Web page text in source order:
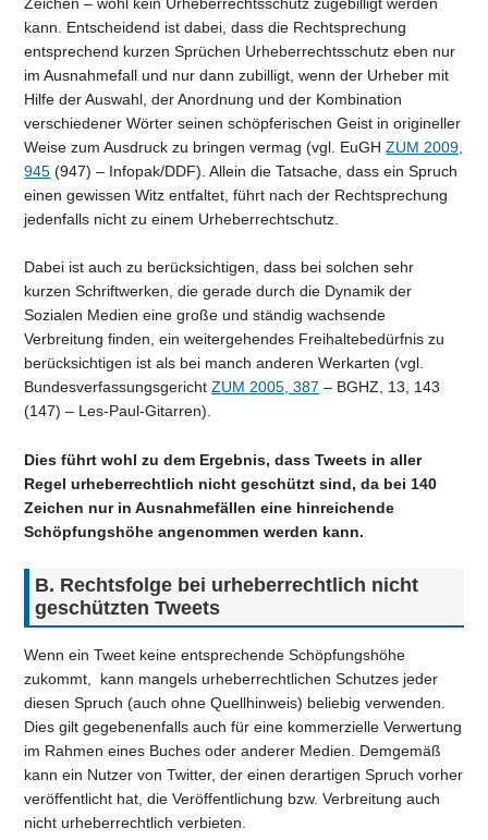
kann. Entscheidend ist dabei, dass die Rechtsprechung
entsprechend kurzen Sprüchen Urheberrechtsschutz eben nur
im Ausnahmefall und nur dann zubilligt, wenn der Urheber mit
Hilfe der Auswahl, der Anordnung und der Kombination
verschiedener Wörter seinen schöpferischen Geist in origineller
Weise zum Ausdruck zu bringen vermag (vgl. EuGHZUM 2009,
945 (947) – Infopak/DDF). Allein die Tatsache, dass ein Spruch
einen gewissen Witz entfaltet, führt nach der Rechtsprechung
jedenfalls nicht zu einem Urheberrechtschutz.
Dabei ist auch zu berücksichtigen, dass bei solchen sehr
kurzen Schriftwerken, die gerade durch die Dynamik der
Sozialen Medien eine große und ständig wachsende
Verbreitung finden, ein weitergehendes Freihaltebedürfnis zu
berücksichtigen ist als bei manch anderen Werkarten (vgl.
BundesverfassungsgerichtZUM 2005, 387 – BGHZ, 13, 143
(147) – Les-Paul-Gitarren).
Dies führt wohl zu dem Ergebnis, dass Tweets in aller
Regel urheberrechtlich nicht geschützt sind, da bei 140
Zeichen nur in Ausnahmefällen eine hinreichende
Schöpfungshöhe angenommen werden kann.
B. Rechtsfolge bei urheberrechtlich nicht
geschützten Tweets
Wenn ein Tweet keine entsprechende Schöpfungshöhe
zukommt, kann mangels urheberrechtlichen Schutzes jeder
diesen Spruch (auch ohne Quellhinweis) beliebig verwenden.
Dies gilt gegebenenfalls auch für eine kommerzielle Verwertung
im Rahmen eines Buches oder anderer Medien. Demgemäß
kann ein Nutzer von Twitter, der einen derartigen Spruch vorher
veröffentlicht hat, die Veröffentlichung bzw. Verbreitung auch
nicht urheberrechtlich verbieten.